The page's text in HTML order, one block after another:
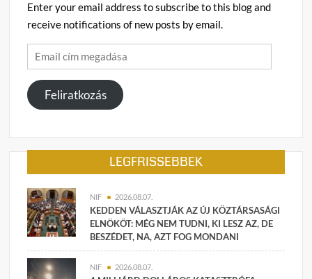
Enter your email address to subscribe to this blog and
receive notifications of new posts by email.
Email
cím
megadása
Feliratkozás
LEGFRISSEBBEK
NIF 2026.08.07.
KEDDEN VÁLASZTJÁK AZ ÚJ KÖZTÁRSASÁGI
ELNÖKÖT: MÉG NEM TUDNI, KI LESZ AZ, DE
BESZÉDET, NA, AZT FOG MONDANI
NIF 2026.08.07.